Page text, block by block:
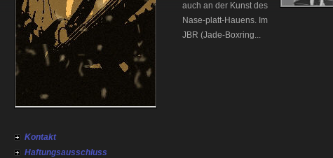
Kontakt
Haftungsausschluss
auch an der Kunst des
Nase-platt-Hauens. Im
JBR (Jade-Boxring...